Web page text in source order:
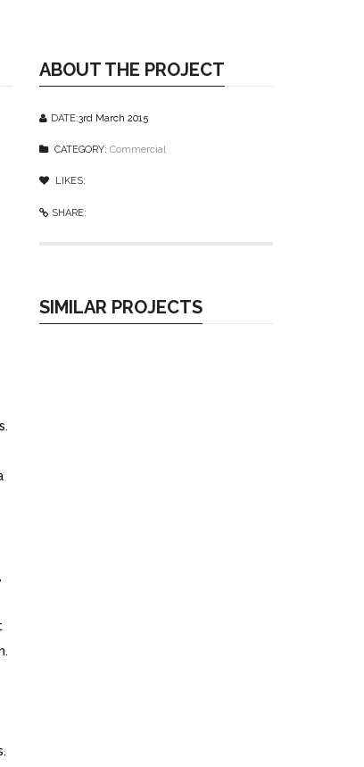
ABOUT THE PROJECT
DATE:3rd March 2015
CATEGORY: Commercial
LIKES:
SHARE:
SIMILAR PROJECTS